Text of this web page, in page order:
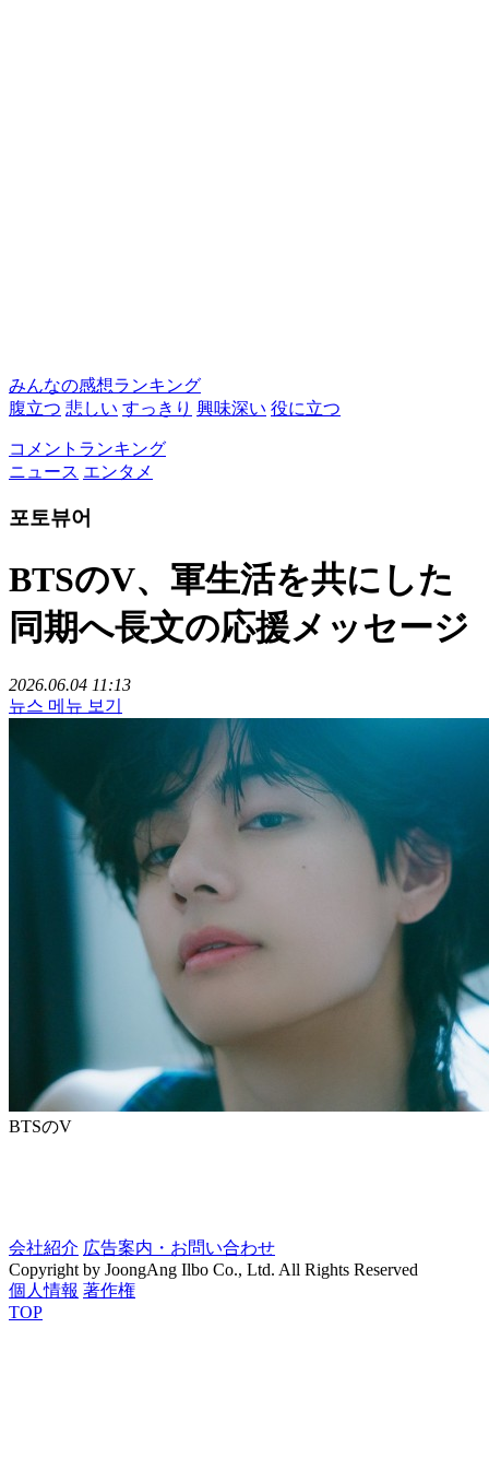
みんなの感想ランキング
腹立つ 悲しい すっきり 興味深い 役に立つ
コメントランキング
ニュース エンタメ
포토뷰어
BTSのV、軍生活を共にした
同期へ長文の応援メッセージ
2026.06.04 11:13
뉴스 메뉴 보기
BTSのV
会社紹介 広告案内・お問い合わせ
Copyright by JoongAng Ilbo Co., Ltd. All Rights Reserved
個人情報 著作権
TOP